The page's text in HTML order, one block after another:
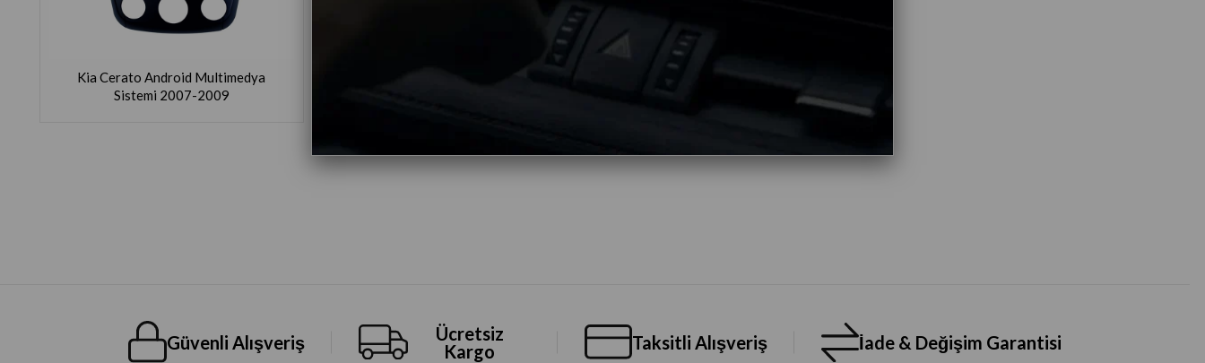
Kia Cerato Android Multimedya
Sistemi 2007-2009
Güvenli Alışveriş
Ücretsiz
Kargo
Taksitli Alışveriş İade & Değişim Garantisi